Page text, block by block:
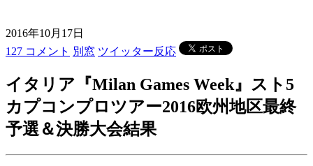
2016年10月17日
127 コメント 別窓 ツイッター反応
イタリア『Milan Games Week』スト5
カプコンプロツアー2016欧州地区最終
予選＆決勝大会結果